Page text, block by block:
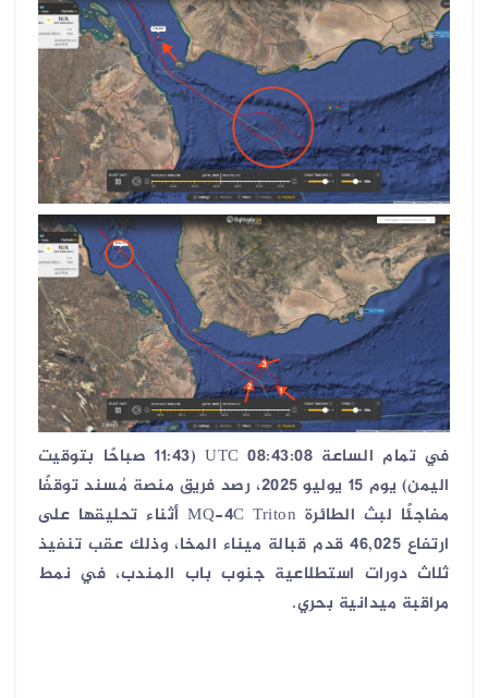
في تمام الساعة 08:43:08 UTC
(11:43 صباحًا بتوقيت
اليمن) يوم 15 يوليو 2025، رصد فريق منصة مُسند توقفًا
مفاجئًا لبث الطائرة
أثناء تحليقها على
ارتفاع 46,025 قدم قبالة ميناء المخا، وذلك عقب تنفيذ
ثلاث دورات استطلاعية جنوب باب المندب، في نمط
مراقبة ميدانية بحري.